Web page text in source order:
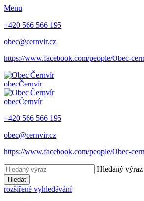
Menu
+420 566 566 195
obec@cernvir.cz
https://www.facebook.com/people/Obec-
obecČernvír
obecČernvír
+420 566 566 195
obec@cernvir.cz
https://www.facebook.com/people/Obec-
Hledaný výraz
Hledat
rozšířené vyhledávání